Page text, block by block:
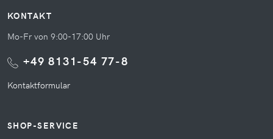
KONTAKT
Mo-Fr von 9:00-17:00 Uhr
+49 8131-54 77-8
Kontaktformular
SHOP-SERVICE